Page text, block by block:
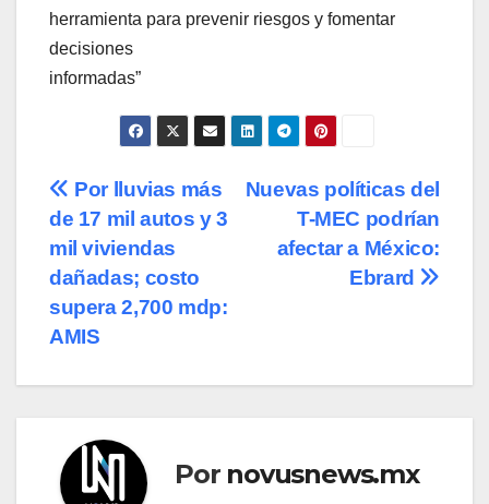
herramienta para prevenir riesgos y fomentar
decisiones
informadas”
Navegación
de
entradas
Nuevas políticas del
T-MEC podrían
afectar a México:
Ebrard
Por lluvias más
de 17 mil autos y 3
mil viviendas
dañadas; costo
supera 2,700 mdp:
AMIS
Por novusnews.mx